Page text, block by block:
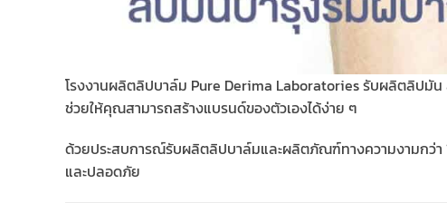
โรงงานผลิตลิปบาล์ม Pure Derima Laboratories รับผลิตลิปมัน
ช่วยให้คุณสามารถสร้างแบรนด์ของตัวเองได้ง่าย ๆ
ด้วยประสบการณ์รับผลิตลิปบาล์มและผลิตภัณฑ์ทางความงามกว่า
และปลอดภัย